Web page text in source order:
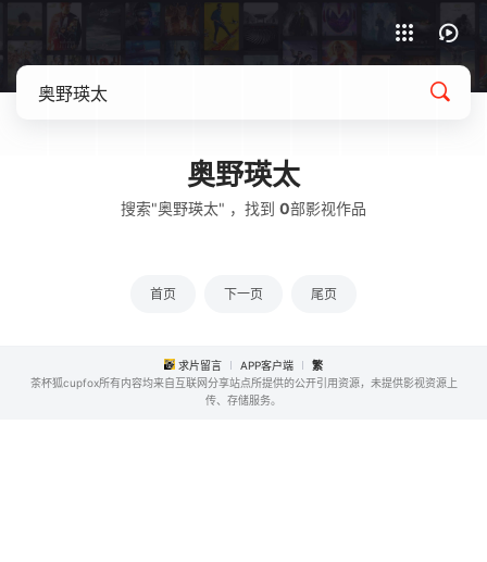
奥野瑛太
搜索"奥野瑛太" ，找到 0部影视作品
首页 下一页 尾页
求片留言 APP客户端
繁
茶杯狐cupfox所有内容均来自互联网分享站点所提供的公开引用资源，未提供影视资源上
传、存储服务。